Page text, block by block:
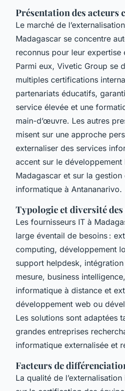
Présentation des acteurs
Le marché de
Madagascar se concentre
reconnus pour leur expertise
Parmi eux, Vivetic Group se
multiples certifications
partenariats éducatifs,
service élevée et une
main-d’œuvre. Les autres
misent sur une approche
externaliser des services
accent sur le développement
Madagascar et sur la gestion
informatique à Antananarivo.
Typologie et diversité des
Les fournisseurs IT à
large éventail de besoins :
computing, développement
support helpdesk,
mesure, business
informatique à distance et
développement web ou
Les solutions sont adaptées
grandes entreprises
informatique externalisée et
Facteurs de
La qualité de